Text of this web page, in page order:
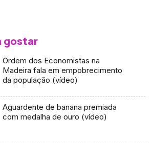
gostar
Ordem dos Economistas na
Madeira fala em empobrecimento
da população (vídeo)
Aguardente de banana premiada
com medalha de ouro (vídeo)